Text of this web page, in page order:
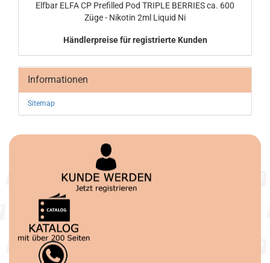
Elf­bar ELFA CP Pre­fil­led Pod TRIP­LE BER­RIES ca. 600
Züge - Ni­ko­tin 2ml Li­quid Ni
Händlerpreise für registrierte Kunden
Informationen
Sitemap